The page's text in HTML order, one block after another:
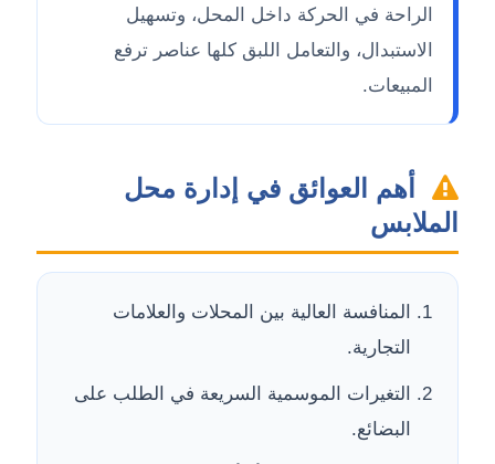
الراحة في الحركة داخل المحل، وتسهيل
الاستبدال، والتعامل اللبق كلها عناصر ترفع
المبيعات.
أهم العوائق في إدارة محل
الملابس
المنافسة العالية بين المحلات والعلامات
التجارية.
التغيرات الموسمية السريعة في الطلب على
البضائع.